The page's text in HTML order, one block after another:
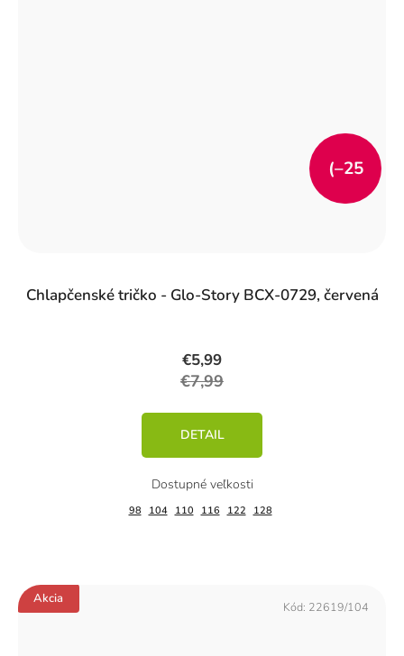
Chlapčenské tričko - Glo-Story BCX-0729, červená
€5,99
€7,99
(–25
DETAIL
98 104 110 116 122 128
Akcia
Kód: 22619/104